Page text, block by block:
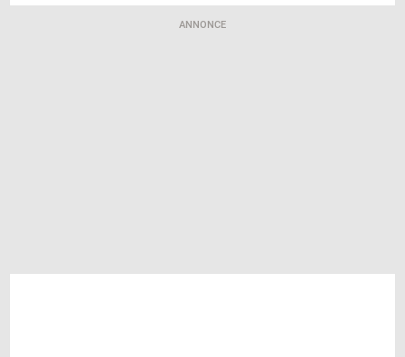
ANNONCE